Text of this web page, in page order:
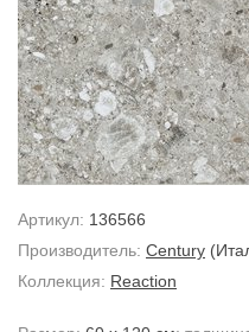
Артикул: 136566
Производитель: Century
Коллекция: Reaction